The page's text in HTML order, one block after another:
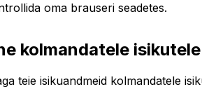
oma brauseri seadetes.
kolmandatele isikutele
teie isikuandmeid kolmandatele